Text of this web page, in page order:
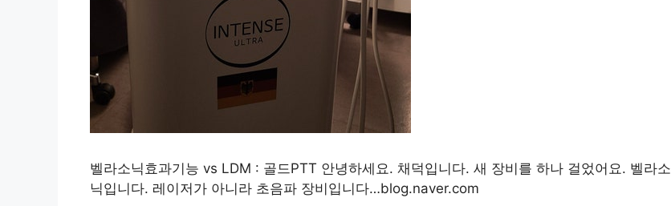
벨라소닉효과기능 vs LDM : 골드PTT 안녕하세요. 채덕입니다. 새 장비를 하나 걸었어요. 벨라소
닉입니다. 레이저가 아니라 초음파 장비입니다…blog.naver.com